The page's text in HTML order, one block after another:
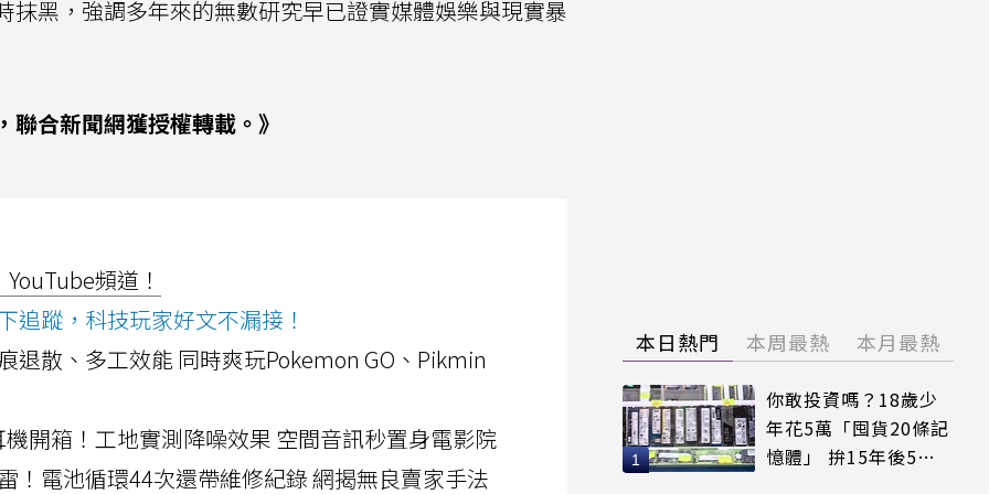
抹黑，強調多年來的無數研究早已證實媒體娛樂與現實暴
聯合新聞網獲授權轉載。》
頻道！
追蹤，科技玩家好文不漏接！
退散、多工效能 同時爽玩Pokemon GO、Pikmin
機開箱！工地實測降噪效果 空間音訊秒置身電影院
！電池循環44次還帶維修紀錄 網揭無良賣家手法
本日熱門 本周最熱 本月最熱
你敢投資嗎？18歲少
年花5萬「囤貨20條記
憶體」 拚15年後5倍